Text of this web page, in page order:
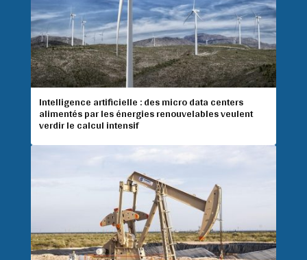
Intelligence artificielle : des micro data centers
alimentés par les énergies renouvelables veulent
verdir le calcul intensif